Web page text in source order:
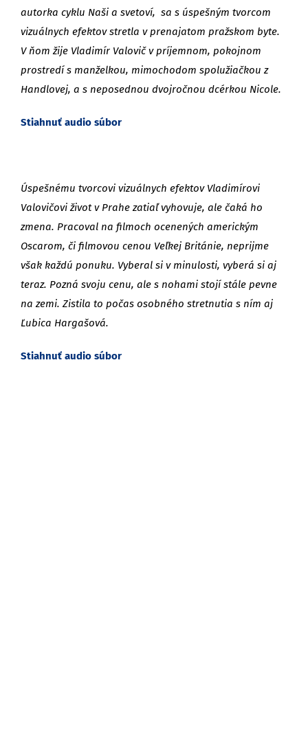
autorka cyklu Naši a svetoví, sa s úspešným tvorcom
vizuálnych efektov stretla v prenajatom pražskom byte.
V ňom žije Vladimír Valovič v príjemnom, pokojnom
prostredí s manželkou, mimochodom spolužiačkou z
Handlovej, a s neposednou dvojročnou dcérkou Nicole.
Stiahnuť audio súbor
Úspešnému tvorcovi vizuálnych efektov Vladimírovi
Valovičovi život v Prahe zatiaľ vyhovuje, ale čaká ho
zmena. Pracoval na filmoch ocenených americkým
Oscarom, či filmovou cenou Veľkej Británie, neprijme
však každú ponuku. Vyberal si v minulosti, vyberá si aj
teraz. Pozná svoju cenu, ale s nohami stojí stále pevne
na zemi. Zistila to počas osobného stretnutia s ním aj
Ľubica Hargašová.
Stiahnuť audio súbor